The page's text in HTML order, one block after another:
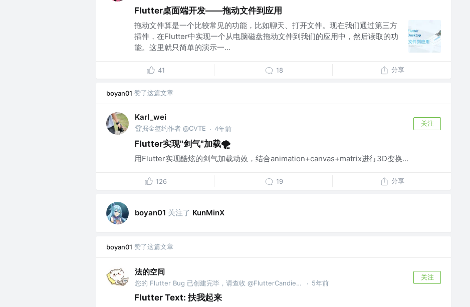
Flutter桌面端开发——拖动文件到应用
拖动文件算是一个比较常见的功能，比如聊天、打开文件。现在我们通过第三方
插件，在Flutter中实现一个从电脑磁盘拖动文件到我们的应用中，然后读取的功
能。这里就只简单的演示一...
41 18 分享
boyan01 赞了这篇文章
Karl_wei
🏆掘金签约作者 @CVTE · 4年前
关注
Flutter实现"剑气"加载🌪️
用Flutter实现酷炫的剑气加载动效，结合animation+canvas+matrix进行3D变换...
126 19 分享
boyan01 关注了 KunMinX
boyan01 赞了这篇文章
法的空间
您的 Flutter Bug 已创建完毕，请查收 @FlutterCandies QQ群:181398081 · 5年前
关注
Flutter Text: 扶我起来